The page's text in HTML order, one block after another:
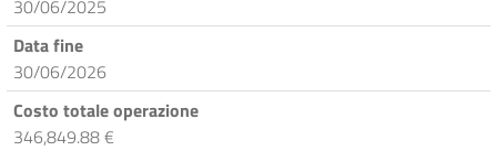
30/06/2025
Data fine
30/06/2026
Costo totale operazione
346,849.88 €